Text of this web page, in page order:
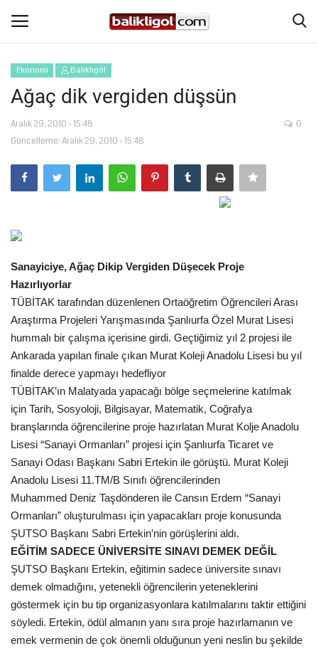
Giriş Yap
Anasayfa
Köşe Yazıları
Eğitim
Magazin
Spor
Gündem
Tekno Bilim
Ekonomi
Galeriler
Siyaset
Künye
Yaşam
İletişim
Sağlık
Ekonomi Balıklıgöl
Ağaç dik vergiden düşsün
Aralık 29, 2010 - 15:48
Güncelleme: Aralık 29, 2010 - 15:48
0
Sanayiciye, Ağaç Dikip Vergiden Düşecek Proje
Hazırlıyorlar
TÜBİTAK tarafından düzenlenen Ortaöğretim Öğrencileri Arası
Araştırma Projeleri Yarışmasında Şanlıurfa Özel Murat Lisesi
hummalı bir çalışma içerisine girdi. Geçtiğimiz yıl 2 projesi ile
Ankarada yapılan finale çıkan Murat Koleji Anadolu Lisesi bu yıl
finalde derece yapmayı hedefliyor
TÜBİTAK’ın Malatyada yapacağı bölge seçmelerine katılmak
için Tarih, Sosyoloji, Bilgisayar, Matematik, Coğrafya
branşlarında öğrencilerine proje hazırlatan Murat Kolje Anadolu
Lisesi “Sanayi Ormanları” projesi için Şanlıurfa Ticaret ve
Sanayi Odası Başkanı Sabri Ertekin ile görüştü. Murat Koleji
Anadolu Lisesi 11.TM/B Sınıfı öğrencilerinden
Muhammed Deniz Taşdönderen ile Cansın Erdem “Sanayi
Ormanları” oluşturulması için yapacakları proje konusunda
ŞUTSO Başkanı Sabri Ertekin’nin görüşlerini aldı.
EĞİTİM SADECE ÜNİVERSİTE SINAVI DEMEK DEĞİL
ŞUTSO Başkanı Ertekin, eğitimin sadece üniversite sınavı
demek olmadığını, yetenekli öğrencilerin yeteneklerini
göstermek için bu tip organizasyonlara katılmalarını taktir ettiğini
söyledi. Ertekin, ödül almanın yanı sıra proje hazırlamanın ve
emek vermenin de çok önemli olduğunun yeni neslin bu şekilde